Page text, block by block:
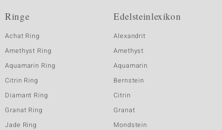
Ringe
Achat Ring
Amethyst Ring
Aquamarin Ring
Citrin Ring
Diamant Ring
Granat Ring
Jade Ring
Edelsteinlexikon
Alexandrit
Amethyst
Aquamarin
Bernstein
Citrin
Granat
Mondstein